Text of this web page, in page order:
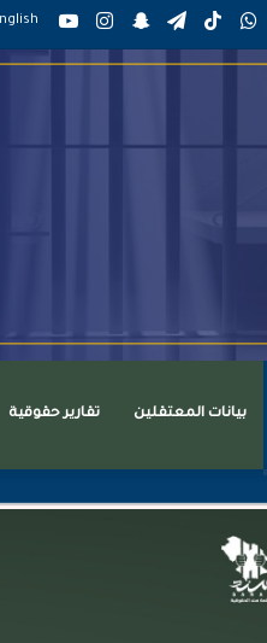
يوتيوب
انستقرام سناب
تشات
تيلقرامTikTokواتساب mail
بيانات المعتقلين تقارير حقوقية